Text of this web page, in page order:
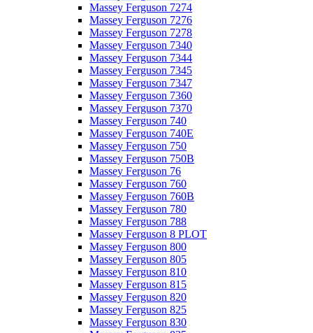
Massey Ferguson 7274
Massey Ferguson 7276
Massey Ferguson 7278
Massey Ferguson 7340
Massey Ferguson 7344
Massey Ferguson 7345
Massey Ferguson 7347
Massey Ferguson 7360
Massey Ferguson 7370
Massey Ferguson 740
Massey Ferguson 740E
Massey Ferguson 750
Massey Ferguson 750B
Massey Ferguson 76
Massey Ferguson 760
Massey Ferguson 760B
Massey Ferguson 780
Massey Ferguson 788
Massey Ferguson 8 PLOT
Massey Ferguson 800
Massey Ferguson 805
Massey Ferguson 810
Massey Ferguson 815
Massey Ferguson 820
Massey Ferguson 825
Massey Ferguson 830